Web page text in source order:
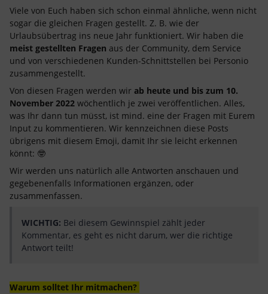
Viele von Euch haben sich schon einmal ähnliche, wenn nicht
sogar die gleichen Fragen gestellt. Z. B. wie der
Urlaubsübertrag ins neue Jahr funktioniert. Wir haben die
meist gestellten Fragen aus der Community, dem Service
und von verschiedenen Kunden-Schnittstellen bei Personio
zusammengestellt.
Von diesen Fragen werden wir ab heute und bis zum 10.
November 2022 wöchentlich je zwei veröffentlichen. Alles,
was Ihr dann tun müsst, ist mind. eine der Fragen mit Eurem
Input zu kommentieren. Wir kennzeichnen diese Posts
übrigens mit diesem Emoji, damit Ihr sie leicht erkennen
könnt: 🤓
Wir werden uns natürlich alle Antworten anschauen und
gegebenenfalls Informationen ergänzen, oder
zusammenfassen.
WICHTIG: Bei diesem Gewinnspiel zählt jeder
Kommentar, es geht es nicht darum, wer die richtige
Antwort teilt!
Warum solltet Ihr mitmachen?